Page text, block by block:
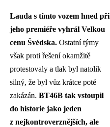
Lauda s tímto vozem hned při
jeho premiéře vyhrál Velkou
cenu Švédska. Ostatní týmy
však proti řešení okamžitě
protestovaly a tlak byl natolik
silný, že byl vůz krátce poté
zakázán. BT46B tak vstoupil
do historie jako jeden
z nejkontroverznějších, ale